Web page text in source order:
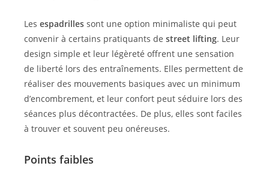
Les espadrilles sont une option minimaliste qui peut
convenir à certains pratiquants de street lifting. Leur
design simple et leur légèreté offrent une sensation
de liberté lors des entraînements. Elles permettent de
réaliser des mouvements basiques avec un minimum
d’encombrement, et leur confort peut séduire lors des
séances plus décontractées. De plus, elles sont faciles
à trouver et souvent peu onéreuses.
Points faibles